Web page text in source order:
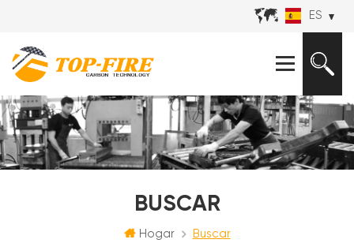
ES
BUSCAR
Hogar Buscar